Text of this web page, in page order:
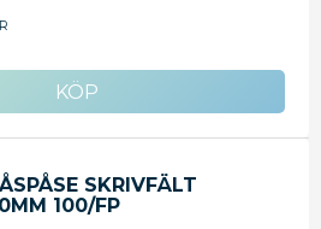
SKRIVFÄLT
100/FP